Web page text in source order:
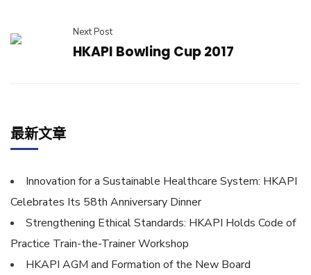
Next Post
HKAPI Bowling Cup 2017
最新文章
Innovation for a Sustainable Healthcare System: HKAPI
Celebrates Its 58th Anniversary Dinner
Strengthening Ethical Standards: HKAPI Holds Code of
Practice Train-the-Trainer Workshop
HKAPI AGM and Formation of the New Board